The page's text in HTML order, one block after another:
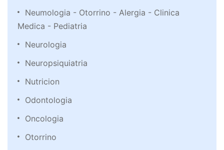
Neumologia - Otorrino - Alergia - Clinica
Medica - Pediatria
Neurologia
Neuropsiquiatria
Nutricion
Odontologia
Oncologia
Otorrino